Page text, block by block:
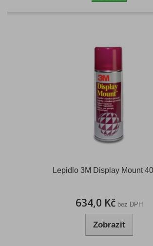
Lepidlo 3M Display Mount
634,0 Kč bez DPH
Zobrazit